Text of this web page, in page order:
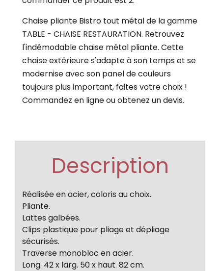
Chaise pliante Bistro tout métal de la gamme
TABLE - CHAISE RESTAURATION. Retrouvez
l'indémodable chaise métal pliante. Cette
chaise extérieure s'adapte à son temps et se
modernise avec son panel de couleurs
toujours plus important, faites votre choix !
Commandez en ligne ou obtenez un devis.
Description
Réalisée en acier, coloris au choix.
Pliante.
Lattes galbées.
Clips plastique pour pliage et dépliage
sécurisés.
Traverse monobloc en acier.
Long. 42 x larg. 50 x haut. 82 cm.